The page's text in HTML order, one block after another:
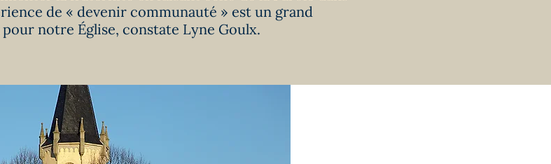
de « devenir communauté » est un grand
notre Église, constate Lyne Goulx.